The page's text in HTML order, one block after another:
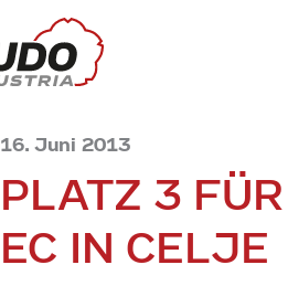
16. Juni 2013
PLATZ 3
EC IN CELJE